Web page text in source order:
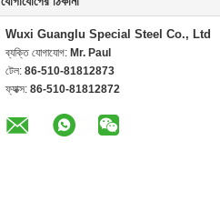
Wuxi Guanglu Special Steel Co., Ltd
ব্যক্তি যোগাযোগ: Mr. Paul
টেল: 86-510-81812873
ফ্যাক্স: 86-510-81812872